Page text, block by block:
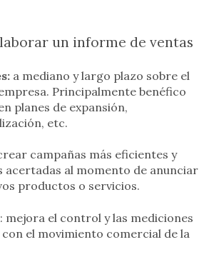
un informe de ventas
a mediano y largo plazo sobre el
Principalmente benéfico
planes de expansión,
etc.
campañas más eficientes y
acertadas al momento de anunciar
productos o servicios.
: mejora el control y las mediciones
el movimiento comercial de la